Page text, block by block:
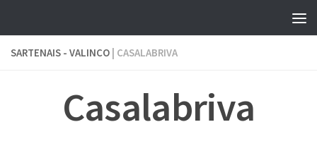
SARTENAIS - VALINCO | CASALABRIVA
Casalabriva